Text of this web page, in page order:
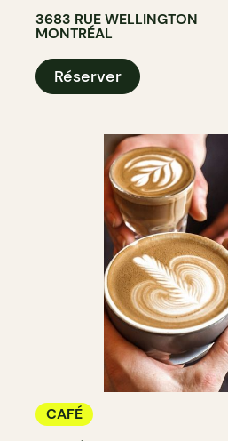
3683 RUE WELLINGTON
MONTRÉAL
Réserver
CAFÉ